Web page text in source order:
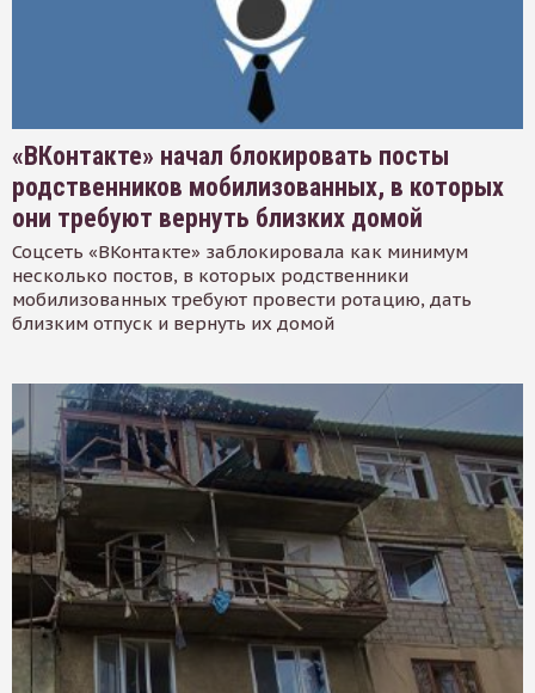
«ВКонтакте» начал блокировать посты
родственников мобилизованных, в которых
они требуют вернуть близких домой
Соцсеть «ВКонтакте» заблокировала как минимум
несколько постов, в которых родственники
мобилизованных требуют провести ротацию, дать
близким отпуск и вернуть их домой